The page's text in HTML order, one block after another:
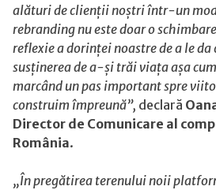
alături de clienții noștri într-un
rebranding nu este doar o
reflexie a dorinței noastre de a le
susținerea de a-și trăi viața așa
marcând un pas important spre
construim împreună”, declară
Director de Comunicare al
România.
„În pregătirea terenului noii